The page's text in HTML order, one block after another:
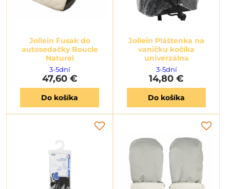
Jollein Fusak do
autosedačky Boucle
Naturel
3-5dní
47,60 €
Do košíka
Jollein Pláštenka na
vaničku kočíka
univerzálna
3-5dní
14,80 €
Do košíka